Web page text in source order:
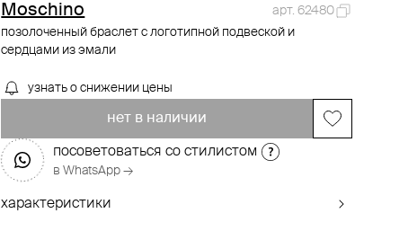
Moschino
арт. 62480
позолоченный браслет с логотипной подвеской и
сердцами из эмали
узнать о снижении цены
нет в наличии
посоветоваться со стилистом
в WhatsApp →
характеристики